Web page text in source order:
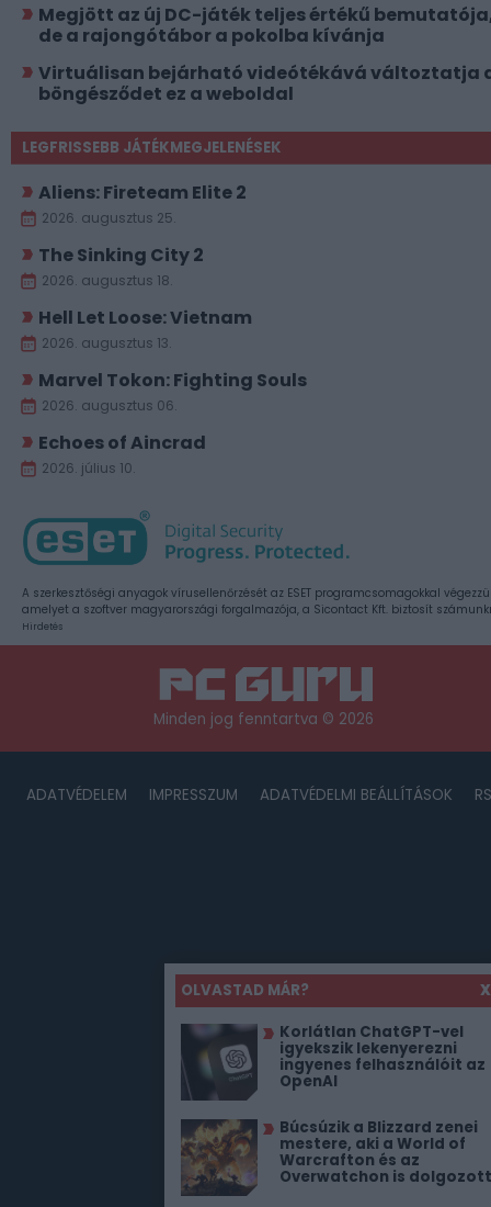
OLVASTAD MÁR?
X
Korlátlan ChatGPT-vel
igyekszik lekenyerezni
ingyenes felhasználóit az
OpenAI
Búcsúzik a Blizzard zenei
mestere, aki a World of
Warcrafton és az
Overwatchon is dolgozott
Megjött az új DC-játék teljes értékű
de a rajongótábor a pokolba kívánja
Virtuálisan bejárható videótékává változtatja
böngésződet ez a weboldal
LEGFRISSEBB JÁTÉKMEGJELENÉSEK
Aliens: Fireteam Elite 2
2026. augusztus 25.
The Sinking City 2
2026. augusztus 18.
Hell Let Loose: Vietnam
2026. augusztus 13.
Marvel Tokon: Fighting Souls
2026. augusztus 06.
Echoes of Aincrad
2026. július 10.
A szerkesztőségi anyagok vírusellenőrzését az ESET programcsomagokkal
amelyet a szoftver magyarországi forgalmazója, a Sicontact Kft. biztosít
Hirdetés
Minden jog fenntartva © 2026
ADATVÉDELEM IMPRESSZUM ADATVÉDELMI BEÁLLÍTÁSOK